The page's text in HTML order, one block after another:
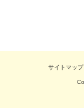
サイトマップ